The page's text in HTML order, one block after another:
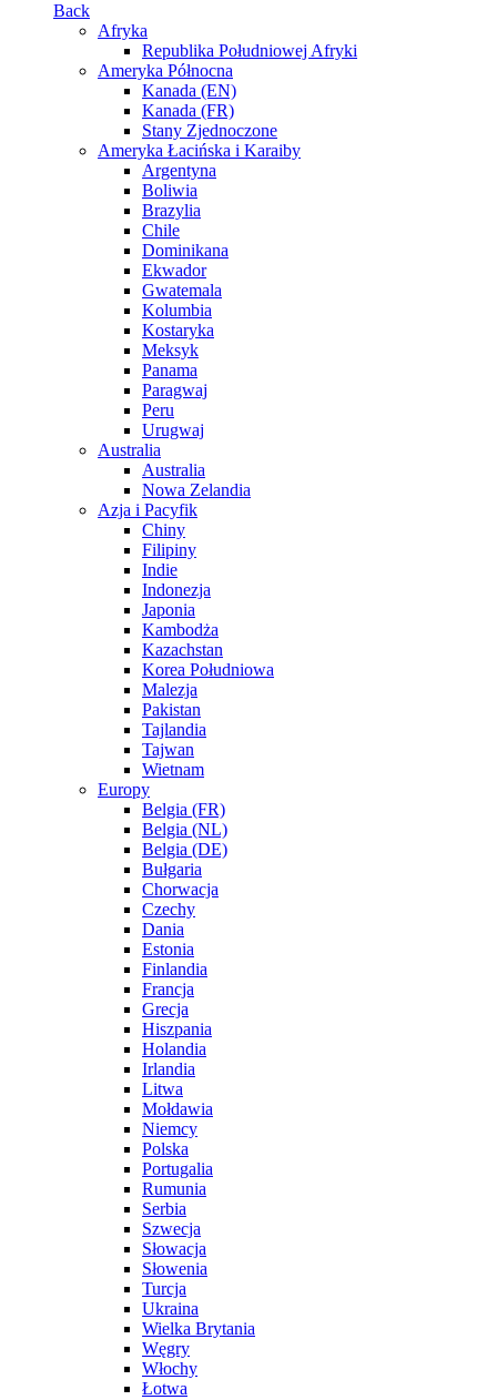
Back
Afryka
Republika Południowej Afryki
Ameryka Północna
Kanada (EN)
Kanada (FR)
Stany Zjednoczone
Ameryka Łacińska i Karaiby
Argentyna
Boliwia
Brazylia
Chile
Dominikana
Ekwador
Gwatemala
Kolumbia
Kostaryka
Meksyk
Panama
Paragwaj
Peru
Urugwaj
Australia
Australia
Nowa Zelandia
Azja i Pacyfik
Chiny
Filipiny
Indie
Indonezja
Japonia
Kambodża
Kazachstan
Korea Południowa
Malezja
Pakistan
Tajlandia
Tajwan
Wietnam
Europy
Belgia (FR)
Belgia (NL)
Belgia (DE)
Bułgaria
Chorwacja
Czechy
Dania
Estonia
Finlandia
Francja
Grecja
Hiszpania
Holandia
Irlandia
Litwa
Mołdawia
Niemcy
Polska
Portugalia
Rumunia
Serbia
Szwecja
Słowacja
Słowenia
Turcja
Ukraina
Wielka Brytania
Węgry
Włochy
Łotwa